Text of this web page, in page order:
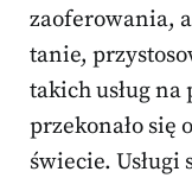
zaoferowania,
tanie,
takich usług na
przekonało się
świecie. Usługi